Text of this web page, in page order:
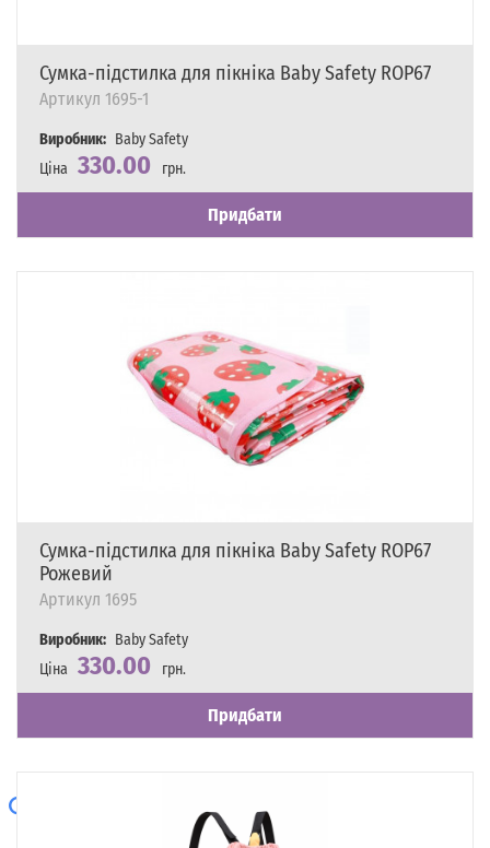
Сумка-підстилка для пікніка Baby Safety ROP67
Артикул 1695-1
Виробник: Baby Safety
Ціна 330.00
грн.
Наявність
Є в наявності
Придбати
Сумка-підстилка для пікніка Baby Safety ROP67
Рожевий
Артикул 1695
Виробник: Baby Safety
Ціна 330.00
грн.
Наявність
Є в наявності
Придбати